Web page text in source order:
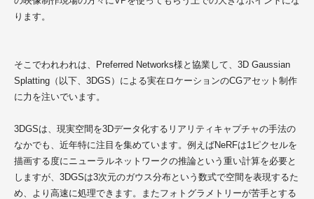
ります。
そこでわれわれは、Preferred Networks様と協業して、3D Gaussian
Splatting（以下、3DGS）による実在ロケーションのCGアセット制作
に力を注いでいます。
3DGSは、現実空間を3Dデータ化するリアリティキャプチャの手法の
なかでも、近年特に注目を集めています。例えばNeRFは1ピクセルを
描画する度にニューラルネットワークの推論という重い計算を必要と
しますが、3DGSは3次元のガウス分布という数式で空間を表現するた
め、より高速に処理できます。またフォトグラメトリーが苦手とする